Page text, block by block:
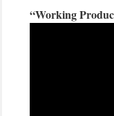
“Working